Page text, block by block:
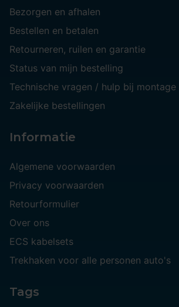
Bezorgen en afhalen
Bestellen en betalen
Retourneren, ruilen en garantie
Status van mijn bestelling
Technische vragen / hulp bij montage
Zakelijke bestellingen
Informatie
Algemene voorwaarden
Privacy voorwaarden
Retourformulier
Over ons
ECS kabelsets
Trekhaken voor alle personen auto's
Tags